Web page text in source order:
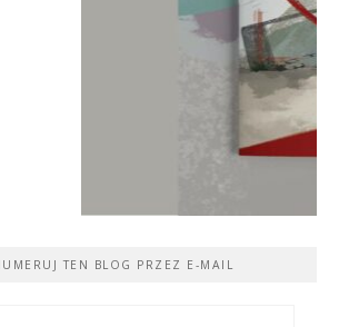
TEN BLOG PRZEZ E-MAIL